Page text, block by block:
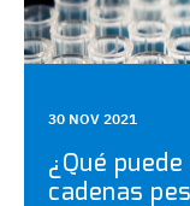
30 NOV 2021
¿Qué
cadenas